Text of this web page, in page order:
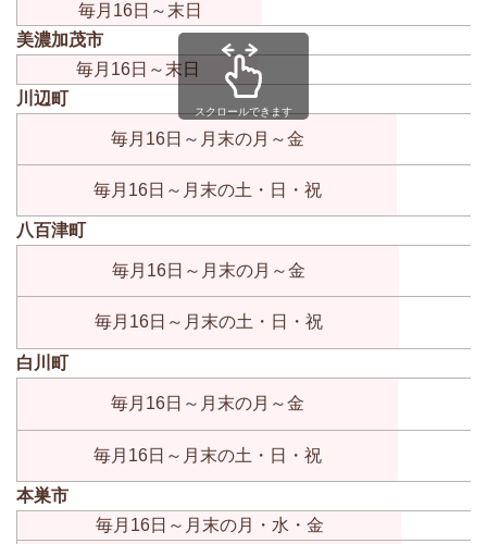
毎月16日～末日
美濃加茂市
毎月16日～末日
川辺町
毎月16日～月末の月～金
毎月16日～月末の土・日・祝
八百津町
毎月16日～月末の月～金
毎月16日～月末の土・日・祝
白川町
毎月16日～月末の月～金
毎月16日～月末の土・日・祝
本巣市
毎月16日～月末の月・水・金
スクロールできます